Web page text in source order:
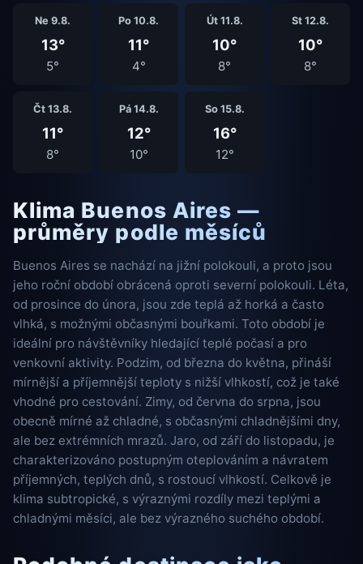
Ne 9.8.
13°
5°
Po 10.8.
11°
4°
Út 11.8.
10°
8°
St 12.8.
10°
8°
Čt 13.8.
11°
8°
Pá 14.8.
12°
10°
So 15.8.
16°
12°
Klima Buenos Aires —
průměry podle měsíců
Buenos Aires se nachází na jižní polokouli, a proto jsou
jeho roční období obrácená oproti severní polokouli. Léta,
od prosince do února, jsou zde teplá až horká a často
vlhká, s možnými občasnými bouřkami. Toto období je
ideální pro návštěvníky hledající teplé počasí a pro
venkovní aktivity. Podzim, od března do května, přináší
mírnější a příjemnější teploty s nižší vlhkostí, což je také
vhodné pro cestování. Zimy, od června do srpna, jsou
obecně mírné až chladné, s občasnými chladnějšími dny,
ale bez extrémních mrazů. Jaro, od září do listopadu, je
charakterizováno postupným oteplováním a návratem
příjemných, teplých dnů, s rostoucí vlhkostí. Celkově je
klima subtropické, s výraznými rozdíly mezi teplými a
chladnými měsíci, ale bez výrazného suchého období.